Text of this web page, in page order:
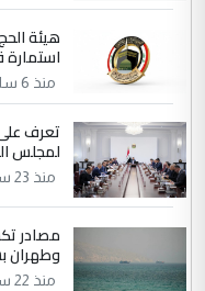
هيئة
استمارة
منذ 6 ساعة
تعرف
لمجلس
منذ 23 ساعة
مصادر
وطهران
منذ 22 ساعة